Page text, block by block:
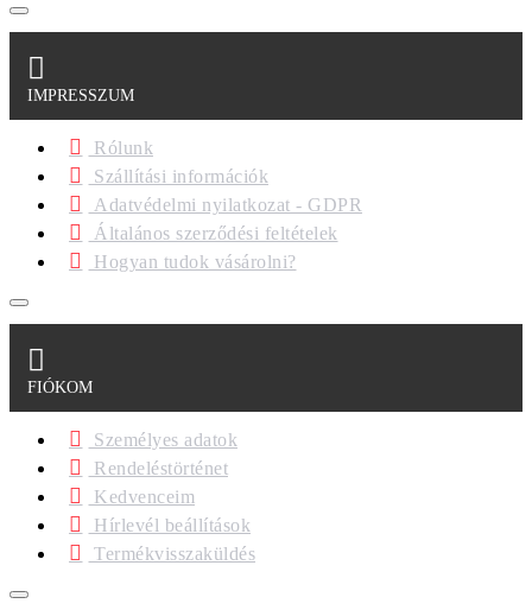
IMPRESSZUM
Rólunk
Szállítási információk
Adatvédelmi nyilatkozat - GDPR
Általános szerződési feltételek
Hogyan tudok vásárolni?
FIÓKOM
Személyes adatok
Rendeléstörténet
Kedvenceim
Hírlevél beállítások
Termékvisszaküldés